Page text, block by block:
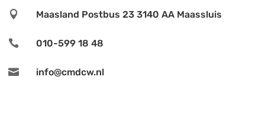
 Maasland Postbus 23 3140 AA Maassluis
 010-599 18 48
 info@cmdcw.nl